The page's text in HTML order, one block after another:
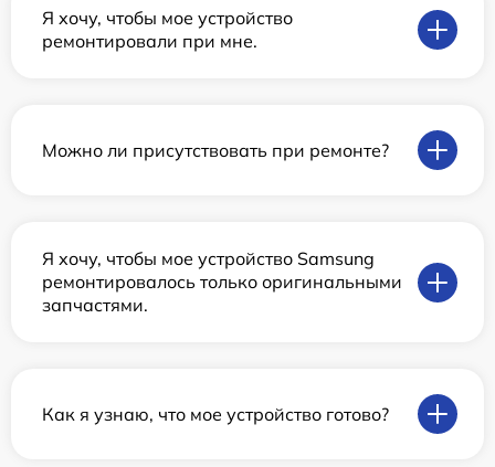
Я хочу, чтобы мое устройство
ремонтировали при мне.
Можно ли присутствовать при ремонте?
Я хочу, чтобы мое устройство Samsung
ремонтировалось только оригинальными
запчастями.
Как я узнаю, что мое устройство готово?